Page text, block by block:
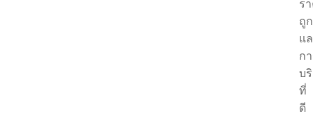
ร
ถูก
แ
ก
บ
ที่
ดี